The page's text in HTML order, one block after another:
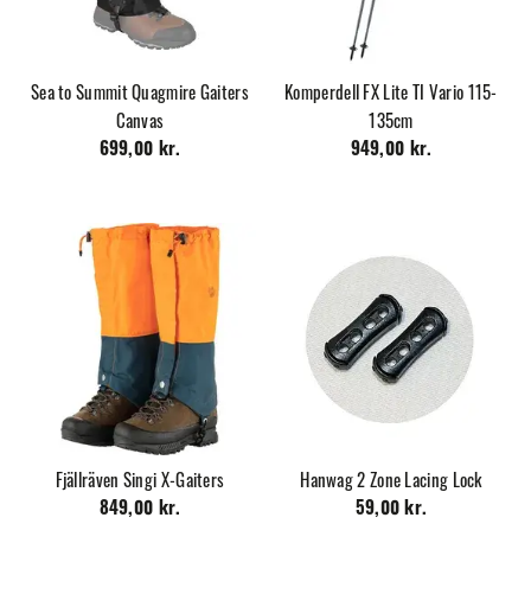
Sea to Summit Quagmire Gaiters
Canvas
699,00 kr.
Komperdell FX Lite TI Vario 115-
135cm
949,00 kr.
Fjällräven Singi X-Gaiters
849,00 kr.
Hanwag 2 Zone Lacing Lock
59,00 kr.